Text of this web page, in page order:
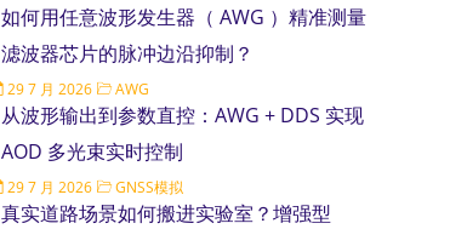
如何用任意波形发生器（ AWG ）精准测量
滤波器芯片的脉冲边沿抑制？
29 7 月 2026 AWG
从波形输出到参数直控：AWG + DDS 实现
AOD 多光束实时控制
29 7 月 2026 GNSS模拟
真实道路场景如何搬进实验室？增强型